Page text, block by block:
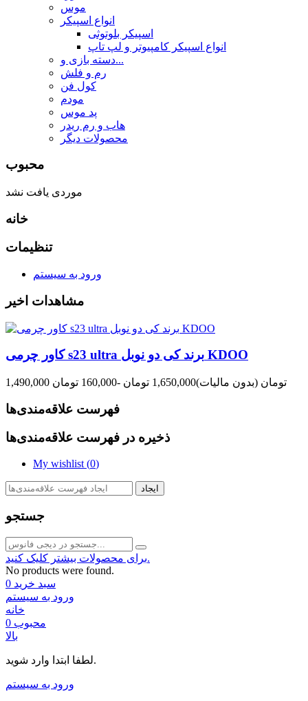
موس
انواع اسپیکر
اسپیکر بلوتوثی
انواع اسپیکر کامپیوتر و لپ تاپ
دسته بازی و...
رم و فلش
کول فن
مودم
پد موس
هاب و رم ریدر
محصولات دیگر
محبوب
موردی یافت نشد
خانه
تنظیمات
ورود به سیستم
مشاهدات اخیر
کاور چرمی s23 ultra برند کی دو نوبل KDOO
1,490,000 تومان (بدون مالیات)1,650,000 تومان -160,000 تومان
فهرست علاقه‌مندی‌ها
ذخیره در فهرست علاقه‌مندی‌ها
My wishlist (0)
ایجاد
جستجو
برای محصولات بیشتر کلیک کنید.
No products were found.
سبد خرید 0
ورود به سیستم
خانه
محبوب 0
بالا
لطفا ابتدا وارد شوید.
ورود به سیستم